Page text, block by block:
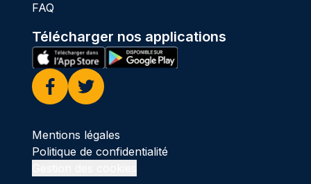
FAQ
Télécharger nos applications
Facebook
Twitter
Mentions légales
Politique de confidentialité